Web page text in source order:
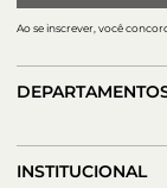
Ao se inscrever, você
INSTITUCIONAL